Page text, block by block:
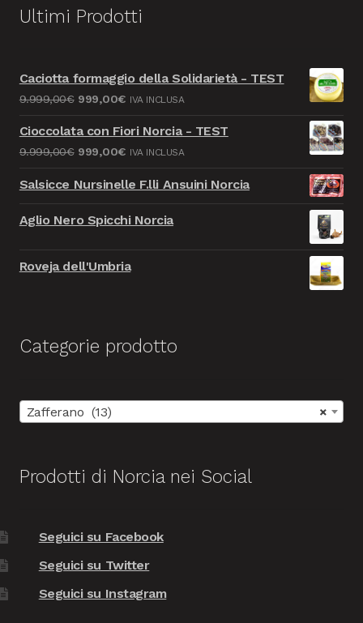
Ultimi Prodotti
Caciotta formaggio della Solidarietà - TEST
9.999,00€ Il
originale
era:
9.999,00€.
999,00€Il
attuale
è:
999,00€.
IVA INCLUSA
Cioccolata con Fiori Norcia - TEST
9.999,00€ Il
originale
9.999,00€.
999,00€Il
attuale
IVA INCLUSA
Salsicce Nursinelle F.lli Ansuini Norcia
Aglio Nero Spicchi Norcia
Roveja dell'Umbria
Categorie prodotto
×
Zafferano (13)
Prodotti di Norcia nei Social
Seguici su Facebook
Seguici su Twitter
Seguici su Instagram